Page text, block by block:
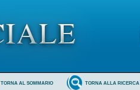
TORNA ALLA RICERCA
TORNA AL SOMMARIO